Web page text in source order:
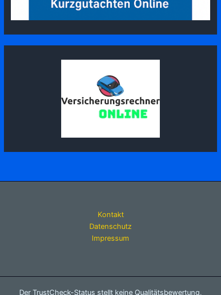
Kontakt
Datenschutz
Impressum
Der TrustCheck-Status stellt keine Qualitätsbewertung,